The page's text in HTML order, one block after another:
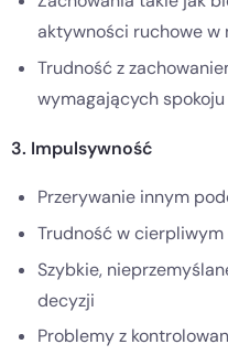
aktywności ruchowe w
Trudność z
wymagających spokoju
3. Impulsywność
Przerywanie innym
Trudność w cierpliwym
Szybkie,
decyzji
Problemy z